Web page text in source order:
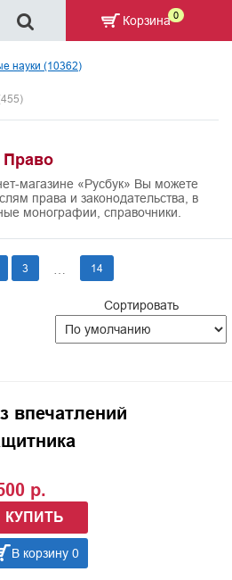
науки (10362)
Право
магазине «Русбук» Вы можете
права и законодательства, в
монографии, справочники.
3 14
Сортировать
впечатлений
р.
КУПИТЬ
В корзину 0
Корзина 0